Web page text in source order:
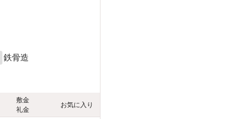
鉄骨造
敷金
礼金
お気に入り